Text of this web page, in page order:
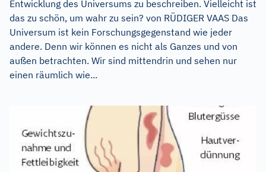
Entwicklung des Universums zu beschreiben. Vielleicht ist
das zu schön, um wahr zu sein? von RÜDIGER VAAS Das
Universum ist kein Forschungsgegenstand wie jeder
andere. Denn wir können es nicht als Ganzes und von
außen betrachten. Wir sind mittendrin und sehen nur
einen räumlich wie...